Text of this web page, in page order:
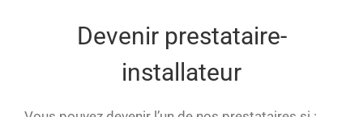
Devenir prestataire-
installateur